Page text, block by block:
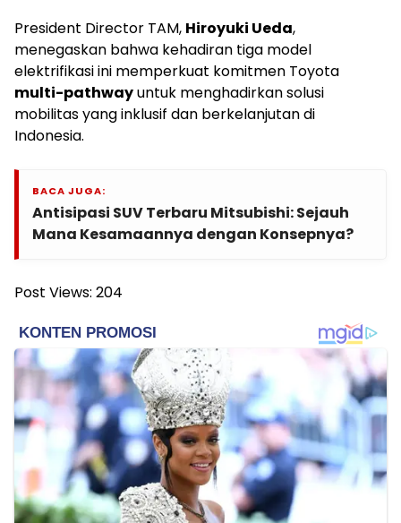
President Director TAM, Hiroyuki Ueda,
menegaskan bahwa kehadiran tiga model
elektrifikasi ini memperkuat komitmen Toyota
multi-pathwayuntuk menghadirkan solusi
mobilitas yang inklusif dan berkelanjutan di
Indonesia.
BACA JUGA:
Antisipasi SUV Terbaru Mitsubishi: Sejauh
Mana Kesamaannya dengan Konsepnya?
Post Views: 204